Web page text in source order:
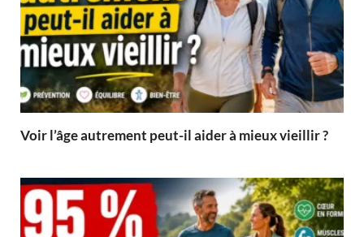
Voir l’âge autrement peut-il aider à mieux vieillir ?